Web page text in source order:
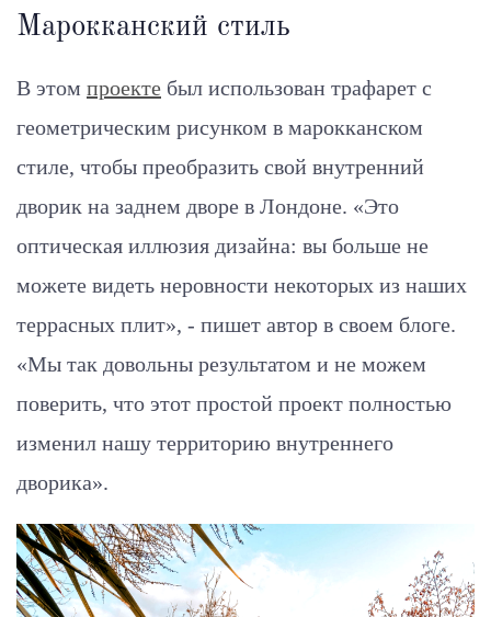
Марокканский стиль
В этом проекте был использован трафарет с
геометрическим рисунком в марокканском
стиле, чтобы преобразить свой внутренний
дворик на заднем дворе в Лондоне. «Это
оптическая иллюзия дизайна: вы больше не
можете видеть неровности некоторых из наших
террасных плит», - пишет автор в своем блоге.
«Мы так довольны результатом и не можем
поверить, что этот простой проект полностью
изменил нашу территорию внутреннего
дворика».